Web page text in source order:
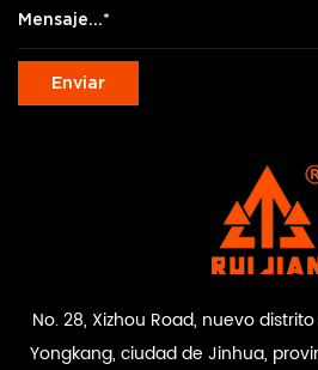
No. 28, Xizhou Road, nuevo
Yongkang, ciudad de Jinhua,